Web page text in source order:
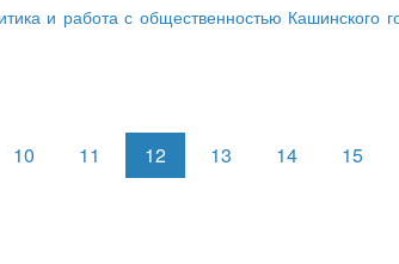
и работа с общественностью Кашинского
10 11 12 13 14 15